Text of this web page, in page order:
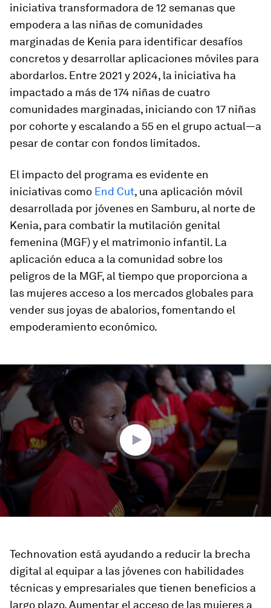
iniciativa transformadora de 12 semanas que
empodera a las niñas de comunidades
marginadas de Kenia para identificar desafíos
concretos y desarrollar aplicaciones móviles para
abordarlos. Entre 2021 y 2024, la iniciativa ha
impactado a más de 174 niñas de cuatro
comunidades marginadas, iniciando con 17 niñas
por cohorte y escalando a 55 en el grupo actual—a
pesar de contar con fondos limitados.
El impacto del programa es evidente en
iniciativas como End Cut, una aplicación móvil
desarrollada por jóvenes en Samburu, al norte de
Kenia, para combatir la mutilación genital
femenina (MGF) y el matrimonio infantil. La
aplicación educa a la comunidad sobre los
peligros de la MGF, al tiempo que proporciona a
las mujeres acceso a los mercados globales para
vender sus joyas de abalorios, fomentando el
empoderamiento económico.
seconds
3
minutes,
50
seconds
Technovation está ayudando a reducir la brecha
digital al equipar a las jóvenes con habilidades
técnicas y empresariales que tienen beneficios a
largo plazo. Aumentar el acceso de las mujeres a